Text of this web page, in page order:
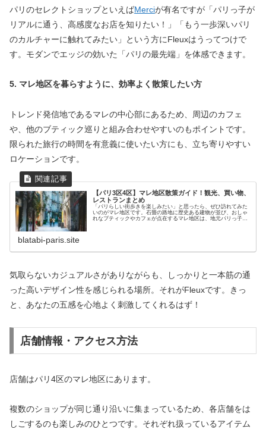
パリのセレクトショップといえばMerciが有名ですが「パリっ子が
リアルに通う、高感度なお店を知りたい！」「もう一歩深いパリ
のカルチャーに触れてみたい」という方にFleuxはうってつけで
す。モダンでエッジの効いた「パリの最先端」を体感できます。
5. マレ地区を暮らすように、効率よく散策したい方
トレンド発信地であるマレの中心部にあるため、周辺のカフェ
や、他のブティック巡りと組み合わせやすいのもポイントです。
限られた旅行の時間を有意義に使いたい方にも、立ち寄りやすい
ロケーションです。
【パリ3区4区】マレ地区散策ガイド！観光、買い物、
レストランまとめ
「パリらしい街歩きを楽しみたい」と思ったら、ぜひ訪れてみた
いのがマレ地区です。石畳の路地に歴史ある建物が並び、おしゃ
れなブティックやカフェが点在するマレ地区は、地元パリっ子に
blatabi-paris.site
気取らないカジュアルさがありながらも、しっかりと一本筋の通
った高いデザイン性を感じられる場所。それがFleuxです。きっ
と、あなたの五感を心地よく刺激してくれるはず！
店舗情報・アクセス方法
店舗はパリ4区のマレ地区にあります。
複数のショップが同じ通り沿いに集まっているため、各店舗をは
しごするのも楽しみのひとつです。それぞれ扱っているアイテム